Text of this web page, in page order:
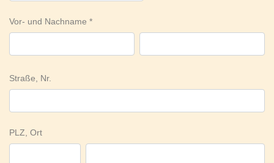
Vor- und Nachname
Straße, Nr.
PLZ, Ort